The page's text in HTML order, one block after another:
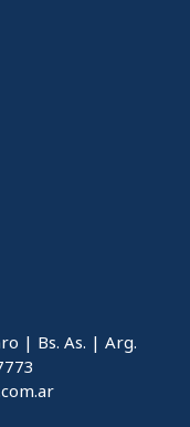
| Bs. As. | Arg.